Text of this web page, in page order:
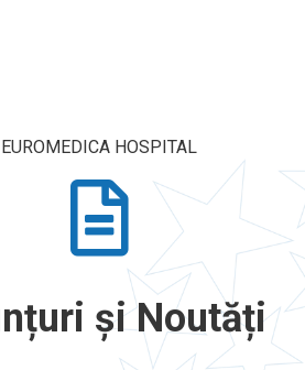
EUROMEDICA HOSPITAL
și Noutăți